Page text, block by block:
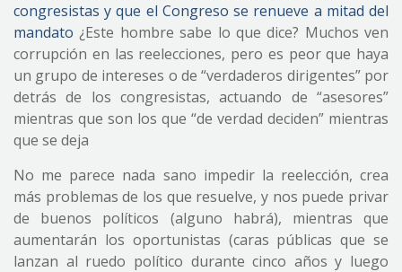
congresistas y que el Congreso se renueve a mitad del
mandato ¿Este hombre sabe lo que dice? Muchos ven
corrupción en las reelecciones, pero es peor que haya
un grupo de intereses o de “verdaderos dirigentes” por
detrás de los congresistas, actuando de “asesores”
mientras que son los que “de verdad deciden” mientras
que se deja
No me parece nada sano impedir la reelección, crea
más problemas de los que resuelve, y nos puede privar
de buenos políticos (alguno habrá), mientras que
aumentarán los oportunistas (caras públicas que se
lanzan al ruedo político durante cinco años y luego